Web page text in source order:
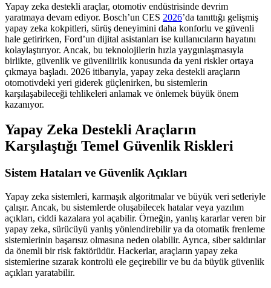
Yapay zeka destekli araçlar, otomotiv endüstrisinde devrim
yaratmaya devam ediyor. Bosch’un CES 2026’da tanıttığı gelişmiş
yapay zeka kokpitleri, sürüş deneyimini daha konforlu ve güvenli
hale getirirken, Ford’un dijital asistanları ise kullanıcıların hayatını
kolaylaştırıyor. Ancak, bu teknolojilerin hızla yaygınlaşmasıyla
birlikte, güvenlik ve güvenilirlik konusunda da yeni riskler ortaya
çıkmaya başladı. 2026 itibarıyla, yapay zeka destekli araçların
otomotivdeki yeri giderek güçlenirken, bu sistemlerin
karşılaşabileceği tehlikeleri anlamak ve önlemek büyük önem
kazanıyor.
Yapay Zeka Destekli Araçların
Karşılaştığı Temel Güvenlik Riskleri
Sistem Hataları ve Güvenlik Açıkları
Yapay zeka sistemleri, karmaşık algoritmalar ve büyük veri setleriyle
çalışır. Ancak, bu sistemlerde oluşabilecek hatalar veya yazılım
açıkları, ciddi kazalara yol açabilir. Örneğin, yanlış kararlar veren bir
yapay zeka, sürücüyü yanlış yönlendirebilir ya da otomatik frenleme
sistemlerinin başarısız olmasına neden olabilir. Ayrıca, siber saldırılar
da önemli bir risk faktörüdür. Hackerlar, araçların yapay zeka
sistemlerine sızarak kontrolü ele geçirebilir ve bu da büyük güvenlik
açıkları yaratabilir.